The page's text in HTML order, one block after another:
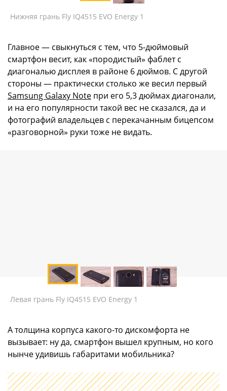
Нижняя грань Fly IQ4515 EVO Energy 1
Главное — свыкнуться с тем, что 5-дюймовый
смартфон весит, как «породистый» фаблет с
диагональю дисплея в районе 6 дюймов. С другой
стороны — практически столько же весил первый
Samsung Galaxy Note при его 5,3 дюймах диагонали,
и на его популярности такой вес не сказался, да и
фотографий владельцев с перекачанным бицепсом
«разговорной» руки тоже не видать.
Левая грань Fly IQ4515 EVO Energy 1
А толщина корпуса какого-то дискомфорта не
вызывает: ну да, смартфон вышел крупным, но кого
нынче удивишь габаритами мобильника?